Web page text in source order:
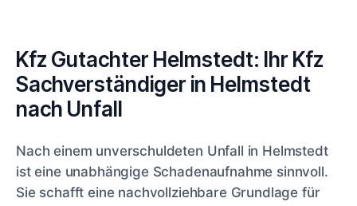
Kfz Gutachter Helmstedt: Ihr Kfz
Sachverständiger in Helmstedt
nach Unfall
Nach einem unverschuldeten Unfall in Helmstedt
ist eine unabhängige Schadenaufnahme sinnvoll.
Sie schafft eine nachvollziehbare Grundlage für